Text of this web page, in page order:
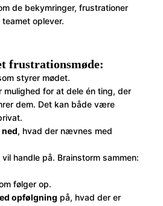
de bekymringer, frustrationer
oplever.
frustrationsmøde:
styrer mødet.
mulighed for at dele én ting, der
dem. Det kan både være
, hvad der nævnes med
vil handle på. Brainstorm sammen:
følger op.
opfølgning på, hvad der er